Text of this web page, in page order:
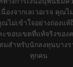
Data not found
นื่องจากเลเวอเรจ คุณ
ไม่เข้าใจอย่างถ่องแ
ขอบเขตที่แท้จริงของ
มสำหรับนักลงทุนบาง
ทุกคน